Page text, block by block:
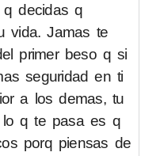
decidas q
vida. Jamas te
primer beso q si
seguridad en ti
a los demas, tu
lo q te pasa es q
porq piensas de